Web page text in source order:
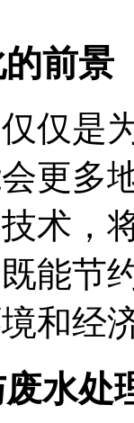
前景
仅是
更多
术，
能节
和经
水处